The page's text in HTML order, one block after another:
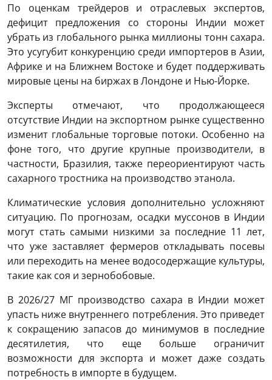
По оценкам трейдеров и отраслевых экспертов,
дефицит предложения со стороны Индии может
убрать из глобального рынка миллионы тонн сахара.
Это усугубит конкуренцию среди импортеров в Азии,
Африке и на Ближнем Востоке и будет поддерживать
мировые цены на биржах в Лондоне и Нью-Йорке.
Эксперты отмечают, что продолжающееся
отсутствие Индии на экспортном рынке существенно
изменит глобальные торговые потоки. Особенно на
фоне того, что другие крупные производители, в
частности, Бразилия, также переориентируют часть
сахарного тростника на производство этанола.
Климатические условия дополнительно усложняют
ситуацию. По прогнозам, осадки муссонов в Индии
могут стать самыми низкими за последние 11 лет,
что уже заставляет фермеров откладывать посевы
или переходить на менее водосодержащие культуры,
такие как соя и зернобобовые.
В 2026/27 МГ производство сахара в Индии может
упасть ниже внутреннего потребления. Это приведет
к сокращению запасов до минимумов в последние
десятилетия, что еще больше ограничит
возможности для экспорта и может даже создать
потребность в импорте в будущем.